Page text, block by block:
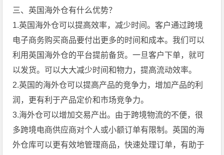
三、英国海外仓有什么优势？
1.英国海外仓可以提高效率，减少时间。客户通过跨境
电子商务购买商品要付出更多的时间和成本。我们可以
利用英国海外仓的平台提前备货。一旦客户下单，就可
以发货。可以大大减少时间和物力，提高流动效率。
2.英国的海外仓可以提高产品的竞争力，增加产品的利
润，更有利于产品定价和市场竞争力。
3.海外仓可以增加交易产出。由于跨境物流的不便，很
多跨境电商供应商对个人或小额订单有限制。英国的海
外仓库可以更有效地管理商品，快速处理订单，有助于